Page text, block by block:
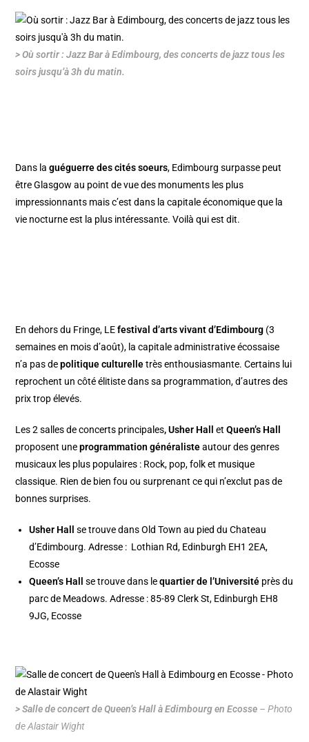
> Où sortir : Jazz Bar à Edimbourg, des concerts de jazz tous les
soirs jusqu’à 3h du matin.
Dans laguéguerre des cités soeurs, Edimbourg surpasse peut
êtreGlasgow au point de vue des monuments les plus
impressionnants mais c’est dans la capitale économique que la
vie nocturne est la plus intéressante. Voilà qui est dit.
En dehors du Fringe, LEfestival d’arts vivant d’Edimbourg (3
semaines en mois d’août), la capitale administrative écossaise
n’a pas depolitique culturelletrès enthousiasmante. Certains lui
reprochent un côté élitiste dans sa programmation, d’autres des
prix trop élevés.
Les 2 salles de concerts principales, Usher Hall etQueen’s Hall
proposent uneprogrammation généralisteautour des genres
musicaux les plus populaires : Rock, pop, folk et musique
classique. Rien de bien fou ou surprenant ce qui n’exclut pas de
bonnes surprises.
Usher Hall se trouve dansOld Town au pied duChateau
d’Edimbourg. Adresse : Lothian Rd, Edinburgh EH1 2EA,
Ecosse
Queen’s Hall
se trouve dans lequartier de l’Université près du
parc de Meadows. Adresse : 85-89 Clerk St, Edinburgh EH8
9JG, Ecosse
> Salle de concert de Queen’s Hall à Edimbourg en Ecosse – Photo
de Alastair Wight